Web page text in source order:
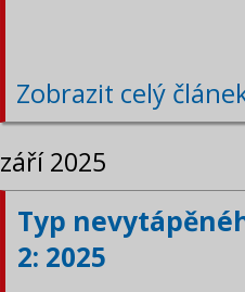
Zobrazit celý
září 2025
Typ
2: 2025